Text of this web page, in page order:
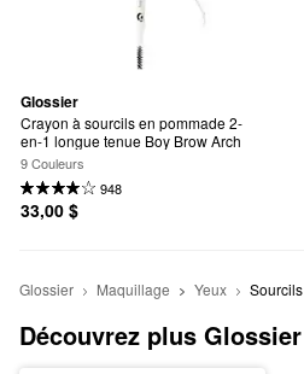
Glossier
Crayon à sourcils en pommade 2-
en-1 longue tenue Boy Brow Arch
9 Couleurs
948
33,00 $
Glossier Maquillage Yeux Sourcils
Découvrez plus Glossier